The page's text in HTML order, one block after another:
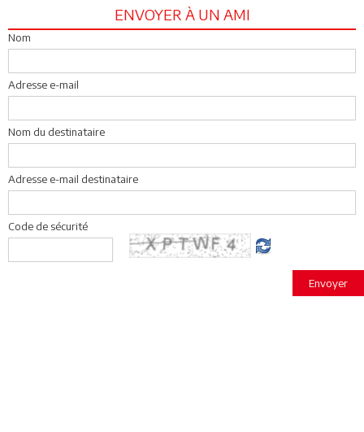
ENVOYER À UN AMI
Nom
Adresse e-mail
Nom du destinataire
Adresse e-mail destinataire
Code de sécurité
Envoyer